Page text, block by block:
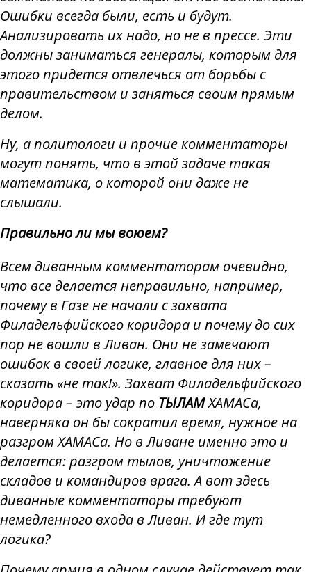
Ошибки всегда были, есть и будут.
Анализировать их надо, но не в прессе. Эти
должны заниматься генералы, которым для
этого придется отвлечься от борьбы с
правительством и заняться своим прямым
делом.
Ну, а политологи и прочие комментаторы
могут понять, что в этой задаче такая
математика, о которой они даже не
слышали.
Правильно ли мы воюем?
Всем диванным комментаторам очевидно,
что все делается неправильно, например,
почему в Газе не начали с захвата
Филадельфийского коридора и почему до сих
пор не вошли в Ливан. Они не замечают
ошибок в своей логике, главное для них –
сказать «не так!». Захват Филадельфийского
коридора – это удар по ТЫЛАМХАМАСа,
наверняка он бы сократил время, нужное на
разгром ХАМАСа. Но в Ливане именно это и
делается: разгром тылов, уничтожение
складов и командиров врага. А вот здесь
диванные комментаторы требуют
немедленного входа в Ливан. И где тут
логика?